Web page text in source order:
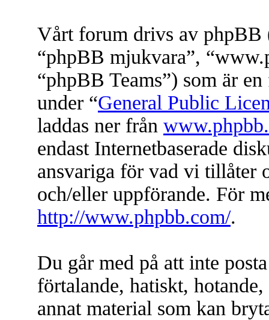
Vårt forum drivs av phpBB
“phpBB mjukvara”,
“phpBB Teams”) som är
under “General Public
laddas ner från
endast Internetbaserade
ansvariga för vad vi tillåter
och/eller uppförande. För
http://www.phpbb.com/.
Du går med på att inte
förtalande, hatiskt,
annat material som kan